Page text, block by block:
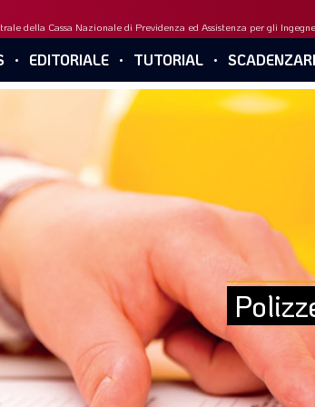
della Cassa Nazionale di Previdenza ed Assistenza per gli
EDITORIALE TUTORIAL